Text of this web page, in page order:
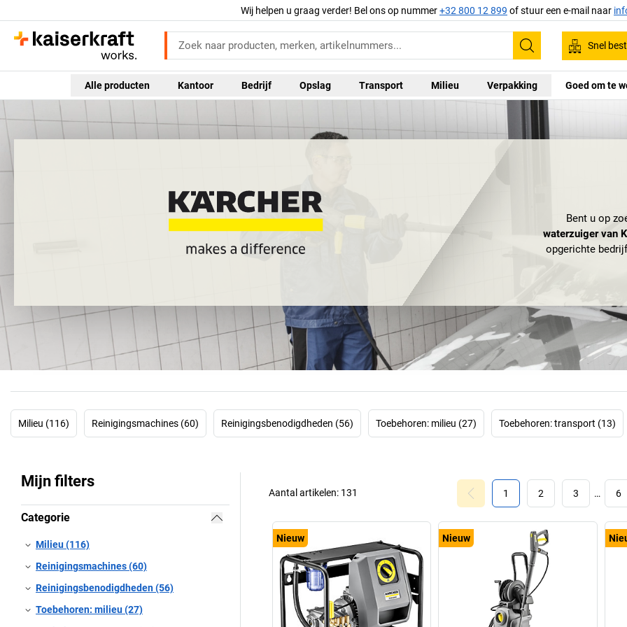
Wij helpen u graag verder! Bel ons op nummer+32 800 12 899 of stuur een e-mail naar
Zoeken
Snel
Alle producten Kantoor Bedrijf Opslag Transport Milieu Verpakking Goed om te
Bent u op
waterzuiger van
opgerichte
efficiënte en
zwaartepunt al
Dit bleek al snel
van Kärcher
mag ontbreken:
Milieu (116) Reinigingsmachines (60) Reinigingsbenodigdheden (56) Toebehoren: milieu (27) Toebehoren: transport (13)
Mijn filters
Categorie
Milieu (116)
Reinigingsmachines (60)
Reinigingsbenodigdheden (56)
Toebehoren: milieu (27)
1 2 3 … 6
Aantal artikelen: 131
Nieuw Nieuw